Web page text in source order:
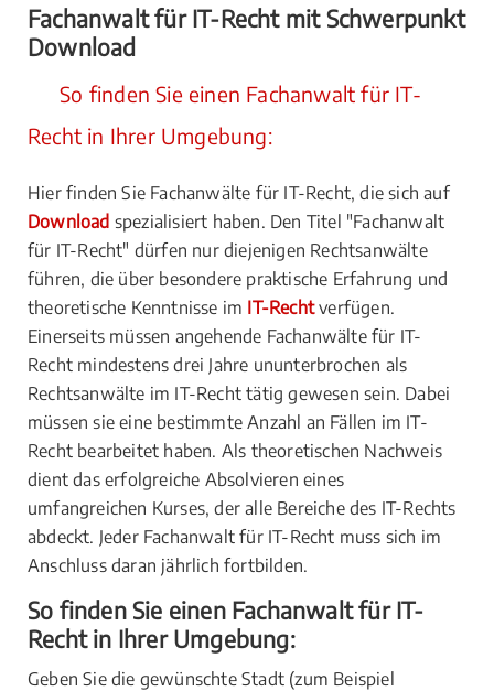
Fachanwalt für IT-Recht mit Schwerpunkt
Download
So finden Sie einen Fachanwalt für IT-
Recht in Ihrer Umgebung:
Hier finden Sie Fachanwälte für IT-Recht, die sich auf
Download spezialisiert haben. Den Titel "Fachanwalt
für IT-Recht" dürfen nur diejenigen Rechtsanwälte
führen, die über besondere praktische Erfahrung und
theoretische Kenntnisse im IT-Rechtverfügen.
Einerseits müssen angehende Fachanwälte für IT-
Recht mindestens drei Jahre ununterbrochen als
Rechtsanwälte im IT-Recht tätig gewesen sein. Dabei
müssen sie eine bestimmte Anzahl an Fällen im IT-
Recht bearbeitet haben. Als theoretischen Nachweis
dient das erfolgreiche Absolvieren eines
umfangreichen Kurses, der alle Bereiche des IT-Rechts
abdeckt. Jeder Fachanwalt für IT-Recht muss sich im
Anschluss daran jährlich fortbilden.
So finden Sie einen Fachanwalt für IT-
Recht in Ihrer Umgebung:
Geben Sie die gewünschte Stadt (zum Beispiel